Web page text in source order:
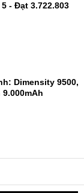
- Đạt 3.722.803
Dimensity 9500,